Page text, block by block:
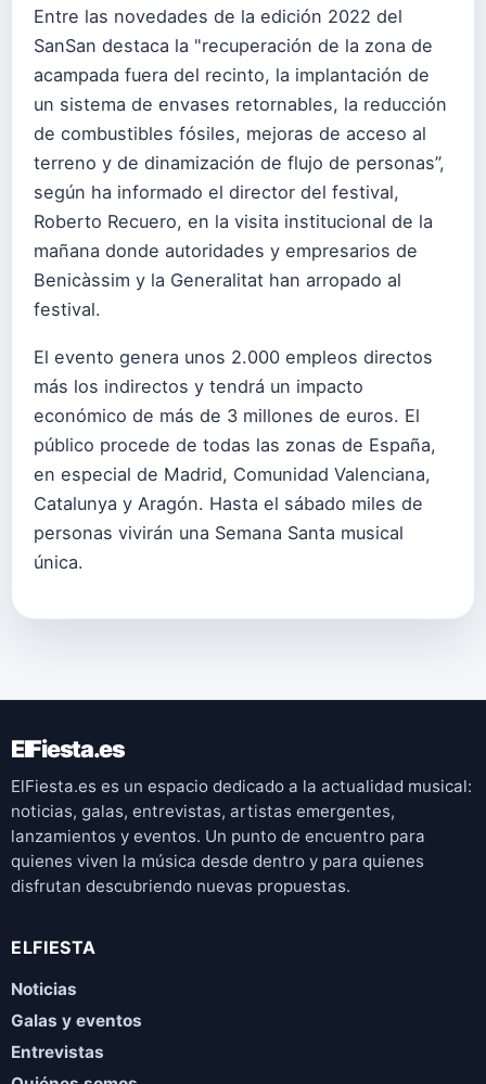
Entre las novedades de la edición 2022 del
SanSan destaca la "recuperación de la zona de
acampada fuera del recinto, la implantación de
un sistema de envases retornables, la reducción
de combustibles fósiles, mejoras de acceso al
terreno y de dinamización de flujo de personas”,
según ha informado el director del festival,
Roberto Recuero, en la visita institucional de la
mañana donde autoridades y empresarios de
Benicàssim y la Generalitat han arropado al
festival.
El evento genera unos 2.000 empleos directos
más los indirectos y tendrá un impacto
económico de más de 3 millones de euros. El
público procede de todas las zonas de España,
en especial de Madrid, Comunidad Valenciana,
Catalunya y Aragón. Hasta el sábado miles de
personas vivirán una Semana Santa musical
única.
ElFiesta.es
ElFiesta.es es un espacio dedicado a la actualidad musical:
noticias, galas, entrevistas, artistas emergentes,
lanzamientos y eventos. Un punto de encuentro para
quienes viven la música desde dentro y para quienes
disfrutan descubriendo nuevas propuestas.
ELFIESTA
Noticias
Galas y eventos
Entrevistas